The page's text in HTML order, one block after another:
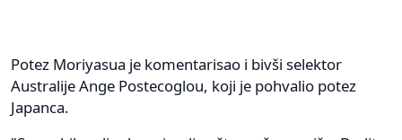
Potez Moriyasua je komentarisao i bivši selektor
Australije Ange Postecoglou, koji je pohvalio potez
Japanca.